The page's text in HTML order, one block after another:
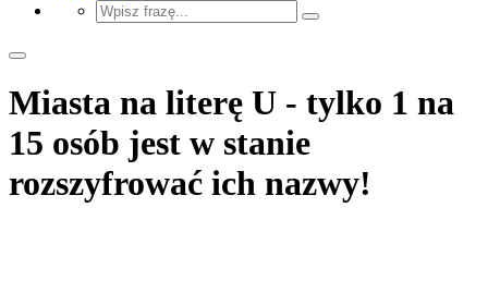
Miasta na literę U - tylko 1 na
15 osób jest w stanie
rozszyfrować ich nazwy!